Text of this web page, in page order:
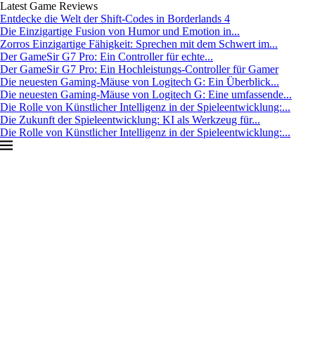
Latest Game Reviews
Entdecke die Welt der Shift-Codes in Borderlands 4
Die Einzigartige Fusion von Humor und Emotion in...
Zorros Einzigartige Fähigkeit: Sprechen mit dem Schwert im...
Der GameSir G7 Pro: Ein Controller für echte...
Der GameSir G7 Pro: Ein Hochleistungs-Controller für Gamer
Die neuesten Gaming-Mäuse von Logitech G: Ein Überblick...
Die neuesten Gaming-Mäuse von Logitech G: Eine umfassende...
Die Rolle von Künstlicher Intelligenz in der Spieleentwicklung:...
Die Zukunft der Spieleentwicklung: KI als Werkzeug für...
Die Rolle von Künstlicher Intelligenz in der Spieleentwicklung:...